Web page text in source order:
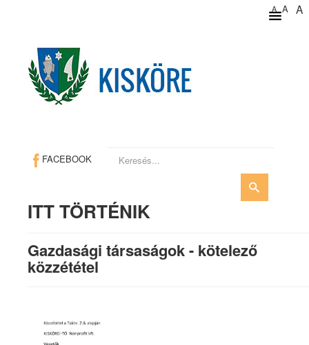
A A A
FACEBOOK
ITT TÖRTÉNIK
Gazdasági társaságok - kötelező
közzététel